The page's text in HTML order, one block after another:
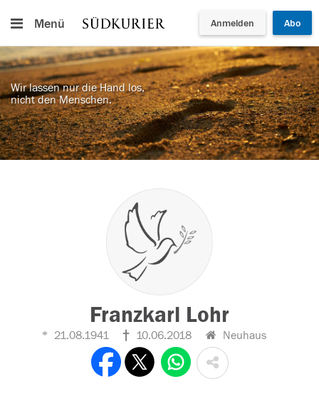
Menü Anmelden Abo
Wir lassen nur die Hand los,
nicht den Menschen.
Franzkarl Lohr
21.08.1941 10.06.2018 Neuhaus